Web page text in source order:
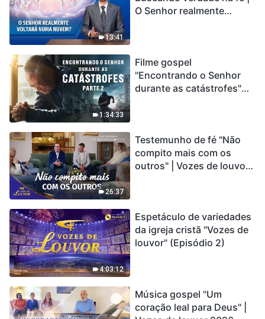
13:41
O Senhor realmente
1:34:33
Filme gospel
"Encontrando o Senhor
durante as catástrofes"
catástrofes ccontecem, a
humanidade está
entrando em contagem
26:37
Testemunho de fé "Não
compito mais com os
outros" | Vozes de louvor
4:03:12
Espetáculo de variedades
da igreja cristã "Vozes de
louvor" (Episódio 2)
Música gospel "Um
coração leal para Deus" |